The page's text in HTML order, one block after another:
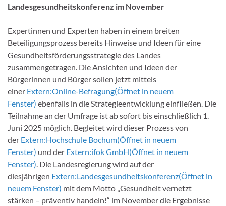
Landesgesundheitskonferenz im November
Expertinnen und Experten haben in einem breiten
Beteiligungsprozess bereits Hinweise und Ideen für eine
Gesundheitsförderungsstrategie des Landes
zusammengetragen. Die Ansichten und Ideen der
Bürgerinnen und Bürger sollen jetzt mittels
einer Extern:Online-Befragung(Öffnet in neuem
Fenster) ebenfalls in die Strategieentwicklung einfließen. Die
Teilnahme an der Umfrage ist ab sofort bis einschließlich 1.
Juni 2025 möglich. Begleitet wird dieser Prozess von
der Extern:Hochschule Bochum(Öffnet in neuem
Fenster) und der Extern:ifok GmbH(Öffnet in neuem
Fenster). Die Landesregierung wird auf der
diesjährigen Extern:Landesgesundheitskonferenz(Öffnet in
neuem Fenster) mit dem Motto „Gesundheit vernetzt
stärken – präventiv handeln!“ im November die Ergebnisse